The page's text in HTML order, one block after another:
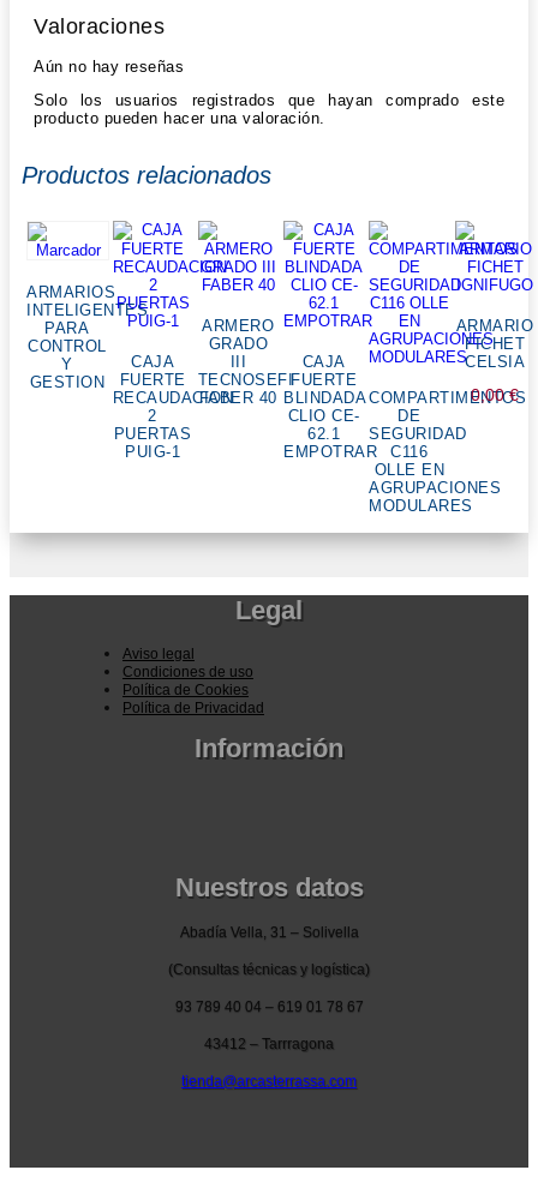
Valoraciones
Aún no hay reseñas
Solo los usuarios registrados que hayan comprado este
producto pueden hacer una valoración.
Productos relacionados
ARMARIOS
INTELIGENTES
PARA
CONTROL
Y
GESTION
CAJA
FUERTE
RECAUDACION
2
PUERTAS
PUIG-1
ARMERO
GRADO
TECNOSEFI
FABER 40
CAJA
FUERTE
BLINDADA
CLIO CE-
62.1
EMPOTRAR
COMPARTIMENTOS
DE
SEGURIDAD
C116
OLLE EN
AGRUPACIONES
MODULARES
ARMARIO
FICHET
CELSIA
0,00€
Legal
Aviso legal
Condiciones de uso
Política de Cookies
Política de Privacidad
Información
Nuestros datos
Abadía Vella, 31 – Solivella
(Consultas técnicas y logística)
93 789 40 04 – 619 01 78 67
43412 – Tarrragona
tienda@arcasterrassa.com